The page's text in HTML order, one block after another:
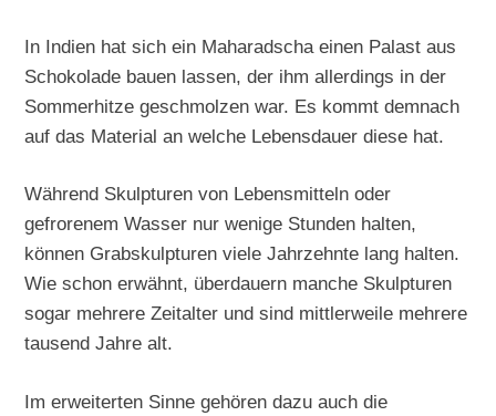
In Indien hat sich ein Maharadscha einen Palast aus
Schokolade bauen lassen, der ihm allerdings in der
Sommerhitze geschmolzen war. Es kommt demnach
auf das Material an welche Lebensdauer diese hat.
Während Skulpturen von Lebensmitteln oder
gefrorenem Wasser nur wenige Stunden halten,
können Grabskulpturen viele Jahrzehnte lang halten.
Wie schon erwähnt, überdauern manche Skulpturen
sogar mehrere Zeitalter und sind mittlerweile mehrere
tausend Jahre alt.
Im erweiterten Sinne gehören dazu auch die